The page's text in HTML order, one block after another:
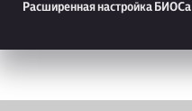
Расширенная настройка БИОСа